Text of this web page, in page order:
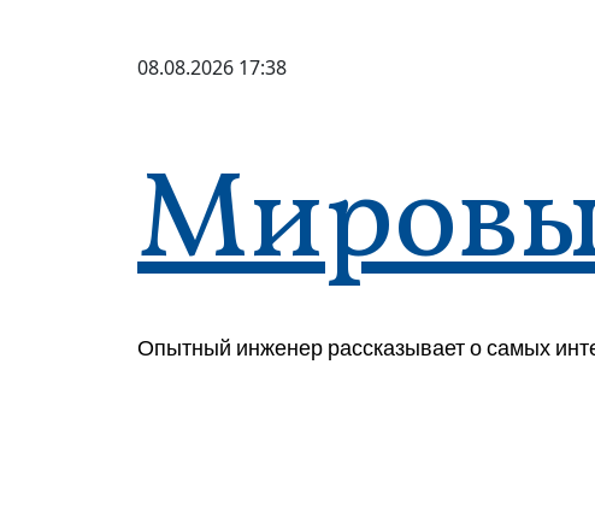
08.08.2026 17:38
Опытный инженер рассказывает о самых